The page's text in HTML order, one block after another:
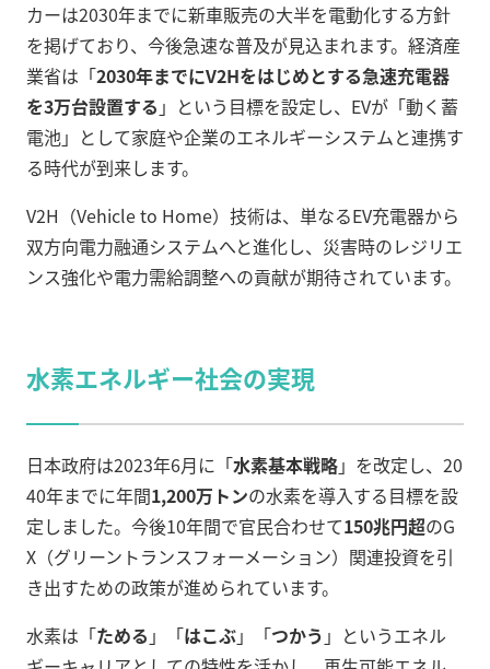
カーは2030年までに新車販売の大半を電動化する方針
を掲げており、今後急速な普及が見込まれます。経済産
業省は「2030年までにV2Hをはじめとする急速充電器
を3万台設置する 」という目標を設定し、EVが「動く蓄
電池」として家庭や企業のエネルギーシステムと連携す
る時代が到来します。
V2H（Vehicle to Home）技術は、単なるEV充電器から
双方向電力融通システムへと進化し、災害時のレジリエ
ンス強化や電力需給調整への貢献が期待されています。
水素エネルギー社会の実現
日本政府は2023年6月に「水素基本戦略」を改定し、20
40年までに年間1,200万トンの水素を導入する目標を設
定しました。今後10年間で官民合わせて150兆円超のG
X（グリーントランスフォーメーション）関連投資を引
き出すための政策が進められています。
水素は「ためる 」「はこぶ」「つかう 」というエネル